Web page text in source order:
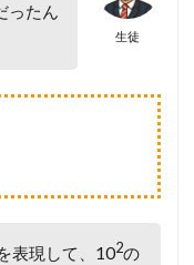
生徒
ったん
表現して、102の